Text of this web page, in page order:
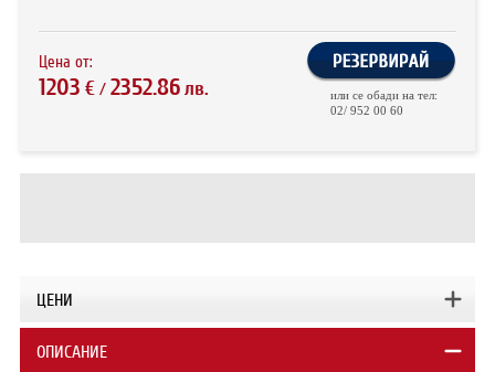
Цена от:
1203 €/ 2352.86лв.
или се обади на тел:
02/ 952 00 60
ЦЕНИ
ОПИСАНИЕ